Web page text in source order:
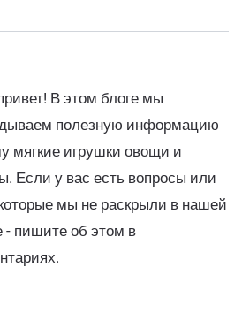
В этом блоге мы
полезную информацию
мягкие игрушки овощи и
Если у вас есть вопросы или
мы не раскрыли в нашей
- пишите об этом в